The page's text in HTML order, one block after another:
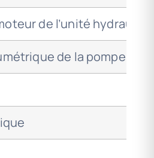
de l’unité
de la pompe